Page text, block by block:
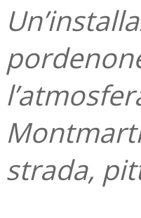
strada,